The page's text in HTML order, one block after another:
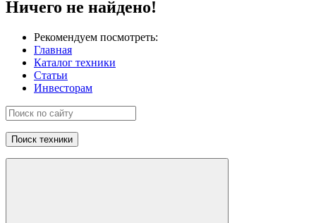
Ничего не найдено!
Рекомендуем посмотреть:
Главная
Каталог техники
Статьи
Инвесторам
Поиск техники